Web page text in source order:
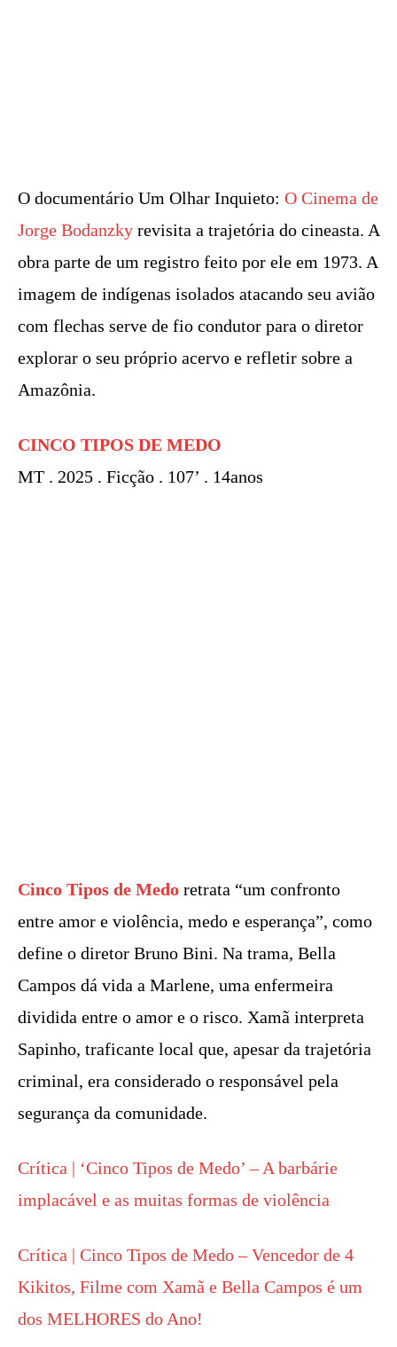
O documentário Um Olhar Inquieto: O Cinema de
Jorge Bodanzky revisita a trajetória do cineasta. A
obra parte de um registro feito por ele em 1973. A
imagem de indígenas isolados atacando seu avião
com flechas serve de fio condutor para o diretor
explorar o seu próprio acervo e refletir sobre a
Amazônia.
CINCO TIPOS DE MEDO
MT . 2025 . Ficção . 107’ . 14anos
Cinco Tipos de Medo retrata “um confronto
entre amor e violência, medo e esperança”, como
define o diretor Bruno Bini. Na trama, Bella
Campos dá vida a Marlene, uma enfermeira
dividida entre o amor e o risco. Xamã interpreta
Sapinho, traficante local que, apesar da trajetória
criminal, era considerado o responsável pela
segurança da comunidade.
Crítica | ‘Cinco Tipos de Medo’ – A barbárie
implacável e as muitas formas de violência
Crítica | Cinco Tipos de Medo – Vencedor de 4
Kikitos, Filme com Xamã e Bella Campos é um
dos MELHORES do Ano!